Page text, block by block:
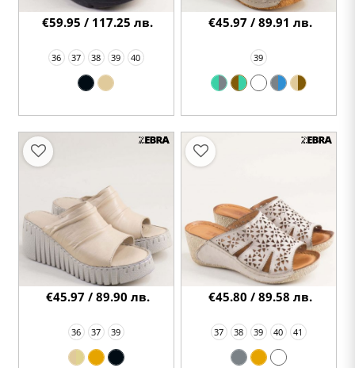
36 37 38 39 40
€59.95 / 117.25 лв.
39
€45.97 / 89.91 лв.
36 37 39
€45.97 / 89.90 лв.
37 38 39 40 41
€45.80 / 89.58 лв.